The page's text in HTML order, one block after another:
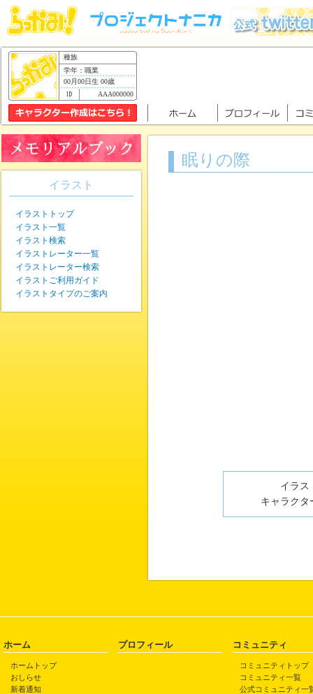
種族
学年：職業
00月00日生 00歳
AAA000000
眠りの際
イラス
キャラクタ
イラスト
イラストトップ
イラスト一覧
イラスト検索
イラストレーター一覧
イラストレーター検索
イラストご利用ガイド
イラストタイプのご案内
ホーム
ホームトップ
おしらせ
新着通知
プロフィール コミュニティ
コミュニティトップ
コミュニティ一覧
公式コミュニティ一